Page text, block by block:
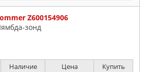
Z600154906
зонд
Наличие Цена Купить